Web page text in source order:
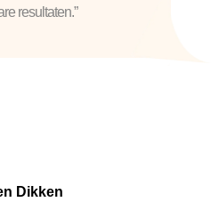
resultaten.”
Dikken